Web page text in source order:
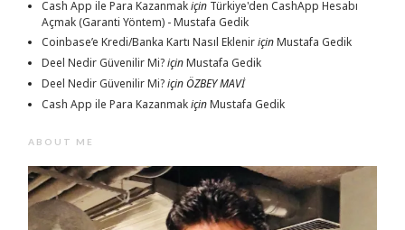
Cash App ile Para Kazanmakiçin Türkiye'den CashApp Hesabı
Açmak (Garanti Yöntem) - Mustafa Gedik
Coinbase’e Kredi/Banka Kartı Nasıl EkleniriçinMustafa Gedik
Deel Nedir Güvenilir Mi?içinMustafa Gedik
Deel Nedir Güvenilir Mi?içinÖZBEY MAVİ
Cash App ile Para KazanmakiçinMustafa Gedik
ABOUT ME